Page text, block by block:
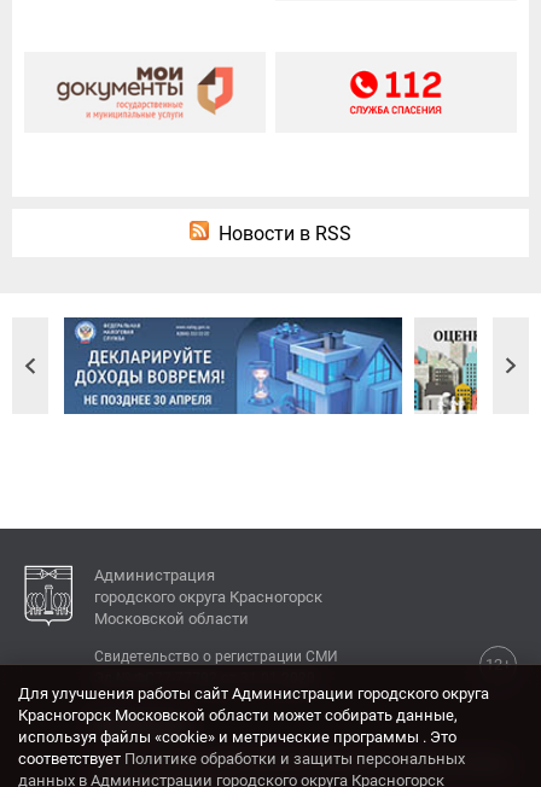
Новости в RSS
Администрация
городского округа Красногорск
Московской области
12+
Свидетельство о регистрации СМИ
КОНТАКТЫ
Адрес: 143404, Московская область, г. Красногорск,
Для улучшения работы сайт Администрации городского округа
Красногорск Московской области может собирать данные,
используя файлы «cookie» и метрические программы . Это
соответствует Политике обработки и защиты персональных
данных в Администрации городского округа Красногорск